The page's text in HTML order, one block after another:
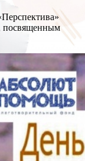
посвященным